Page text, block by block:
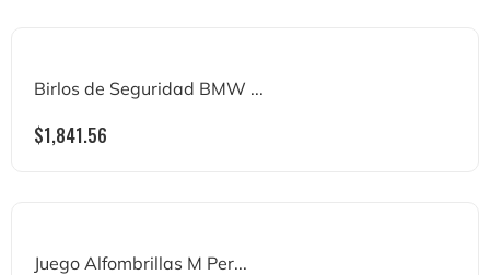
Birlos de Seguridad BMW ...
$1,841.56
Juego Alfombrillas M Per...